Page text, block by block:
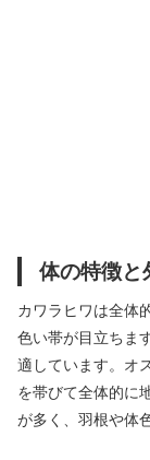
体の特徴と
カワラヒワは全体
色い帯が目立ちま
適しています。オ
を帯びて全体的に
が多く、羽根や体